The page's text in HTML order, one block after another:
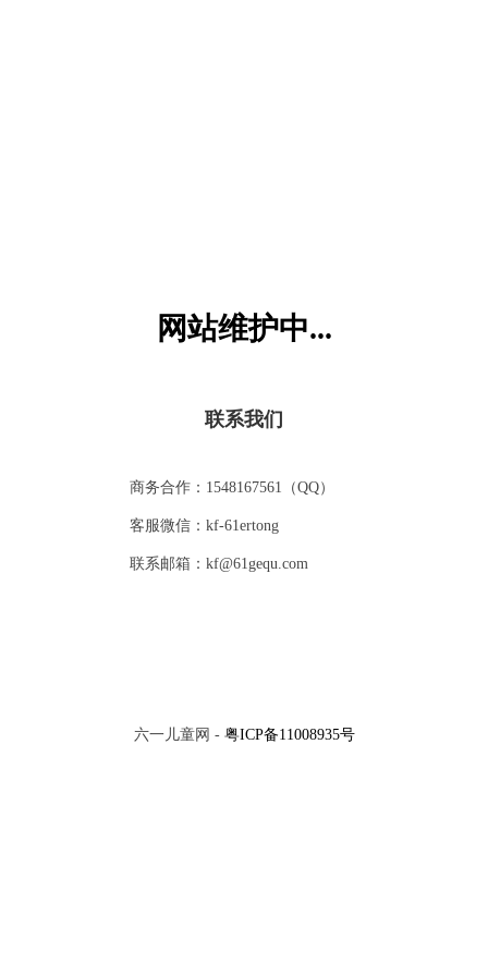
网站维护中...
联系我们
商务合作：1548167561（QQ）
客服微信：kf-61ertong
联系邮箱：kf@61gequ.com
六一儿童网 - 粤ICP备11008935号